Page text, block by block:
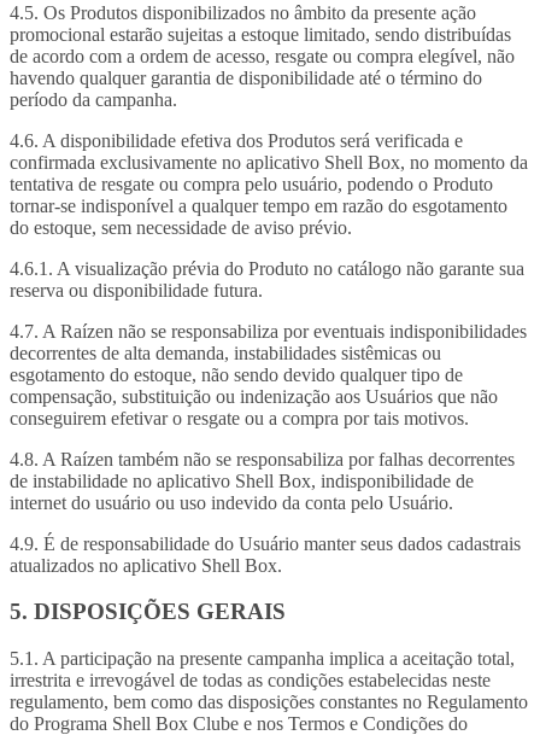
4.5. Os Produtos disponibilizados no âmbito da presente ação
promocional estarão sujeitas a estoque limitado, sendo distribuídas
de acordo com a ordem de acesso, resgate ou compra elegível, não
havendo qualquer garantia de disponibilidade até o término do
período da campanha.
4.6. A disponibilidade efetiva dos Produtos será verificada e
confirmada exclusivamente no aplicativo Shell Box, no momento da
tentativa de resgate ou compra pelo usuário, podendo o Produto
tornar-se indisponível a qualquer tempo em razão do esgotamento
do estoque, sem necessidade de aviso prévio.
4.6.1. A visualização prévia do Produto no catálogo não garante sua
reserva ou disponibilidade futura.
4.7. A Raízen não se responsabiliza por eventuais indisponibilidades
decorrentes de alta demanda, instabilidades sistêmicas ou
esgotamento do estoque, não sendo devido qualquer tipo de
compensação, substituição ou indenização aos Usuários que não
conseguirem efetivar o resgate ou a compra por tais motivos.
4.8. A Raízen também não se responsabiliza por falhas decorrentes
de instabilidade no aplicativo Shell Box, indisponibilidade de
internet do usuário ou uso indevido da conta pelo Usuário.
4.9. É de responsabilidade do Usuário manter seus dados cadastrais
atualizados no aplicativo Shell Box.
5. DISPOSIÇÕES GERAIS
5.1. A participação na presente campanha implica a aceitação total,
irrestrita e irrevogável de todas as condições estabelecidas neste
regulamento, bem como das disposições constantes no Regulamento
do Programa Shell Box Clube e nos Termos e Condições do